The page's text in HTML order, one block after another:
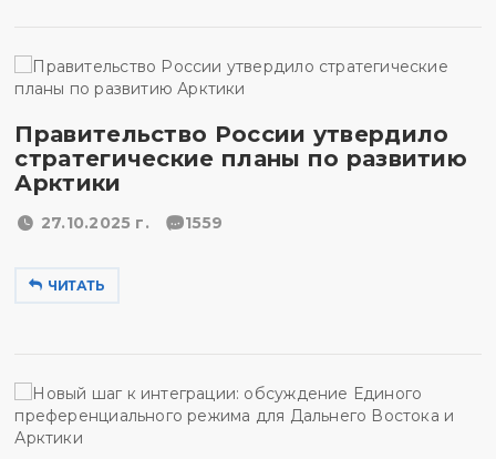
Правительство России утвердило
стратегические планы по развитию
Арктики
27.10.2025 г. 1559
ЧИТАТЬ